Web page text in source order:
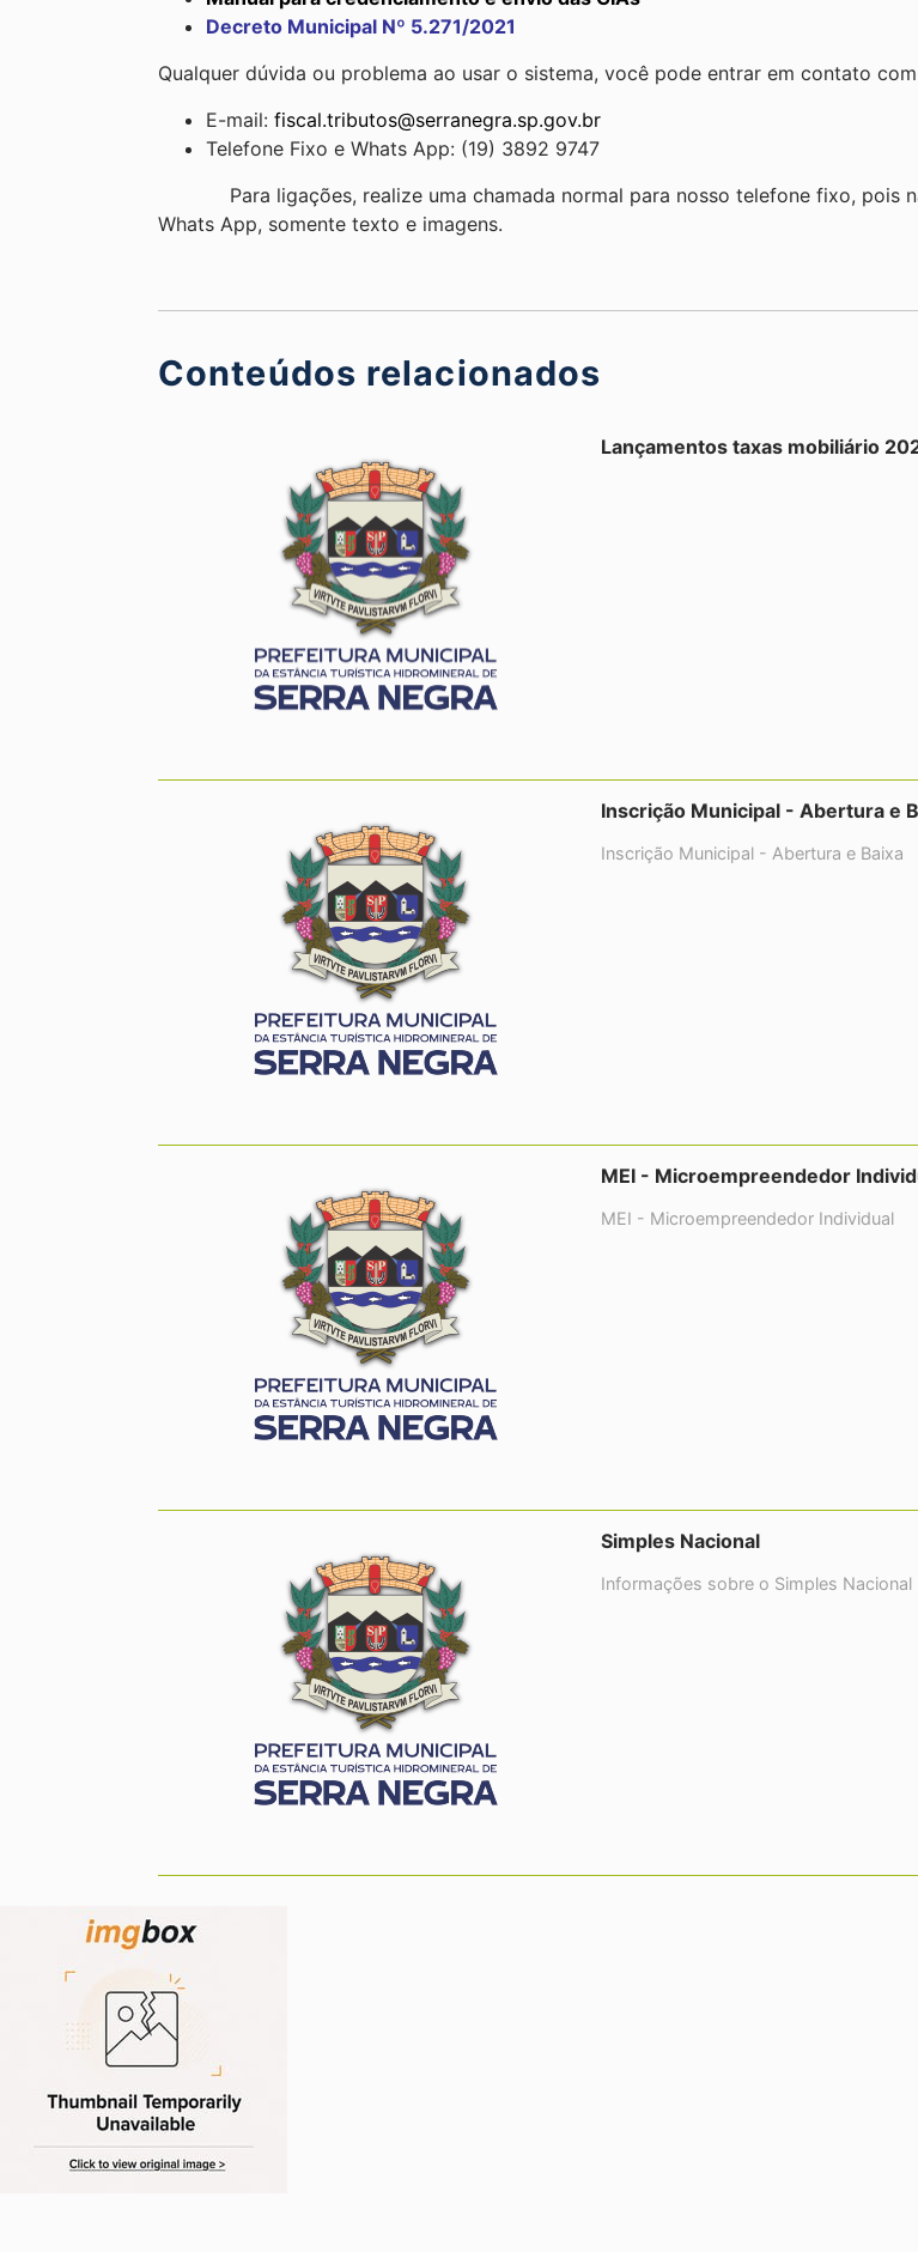
Decreto Municipal Nº 5.271/2021
Qualquer dúvida ou problema ao usar o sistema, você pode entrar em contato
E-mail: fiscal.tributos@serranegra.sp.gov.br
Telefone Fixo e Whats App: (19) 3892 9747
Para ligações, realize uma chamada normal para nosso telefone fixo, pois
Whats App, somente texto e imagens.
Conteúdos relacionados
Lançamentos taxas mobiliário
Inscrição Municipal - Abertura e
Inscrição Municipal - Abertura e Baixa
MEI - Microempreendedor
MEI - Microempreendedor Individual
Simples Nacional
Informações sobre o Simples Nacional